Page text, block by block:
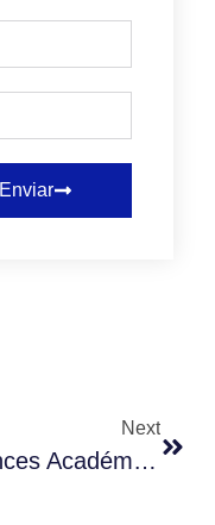
Enviar
Next
Avances Académicos: Investigaciones Del Equipo De Postgrados En Educación Impactan Revistas De Prestigio Educativo